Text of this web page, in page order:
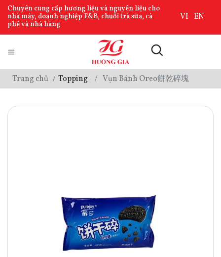
Chuyên cung cấp hương liệu và nguyên liệu cho
nhà máy, doanh nghiệp F&B, chuỗi trà sữa, cà
phê và nhà hàng
VI EN
Trang chủ Topping Vụn Bánh Oreo餅乾碎塊